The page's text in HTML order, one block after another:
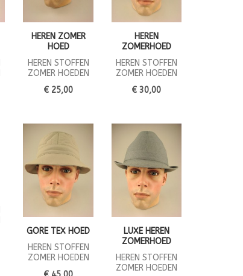
HEREN ZOMER
HOED
HEREN STOFFEN
ZOMER HOEDEN
€ 25,00
HEREN
ZOMERHOED
HEREN STOFFEN
ZOMER HOEDEN
€ 30,00
GORE TEX HOED
HEREN STOFFEN
ZOMER HOEDEN
LUXE HEREN
ZOMERHOED
HEREN STOFFEN
ZOMER HOEDEN